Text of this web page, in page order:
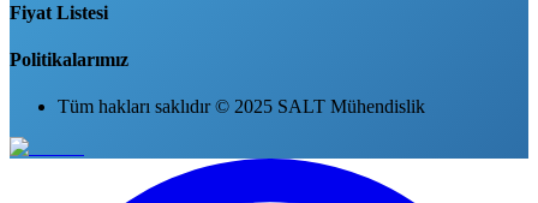
Fiyat Listesi
Politikalarımız
Tüm hakları saklıdır © 2025 SALT Mühendislik